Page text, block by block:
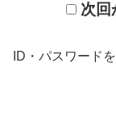
次回
ID・パスワード